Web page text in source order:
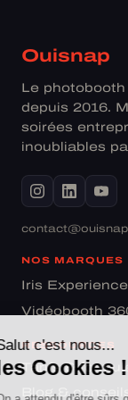
Ouisnap
Le
depuis 2016.
soirées
inoubliables
NOS MARQUES
Iris
Vidéobooth
RESSOURCES
Tarifs &
Blog & conseils